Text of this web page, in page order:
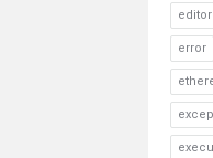
editor
error